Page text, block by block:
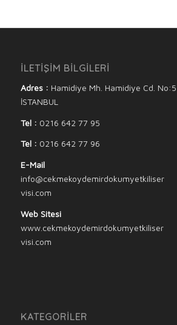
İLETİŞİM BİLGİLERİ
Adres : Hamidiye Mh. Hamidiye Cd.
İSTANBUL
Tel : 0216 642 77 95
Tel : 0216 642 77 96
E-Mail
info@cekmekoydemirdokumyetkiliser
visi.com
Web Sitesi
www.cekmekoydemirdokumyetkiliser
visi.com
KATEGORILER